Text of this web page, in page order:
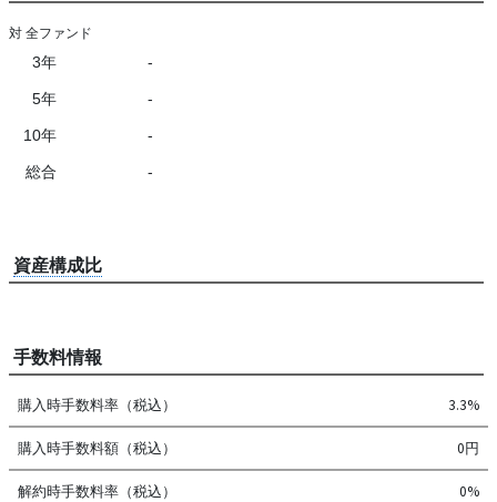
対 全ファンド
3年 -
5年 -
10年 -
総合 -
資産構成比
手数料情報
購入時手数料率（税込） 3.3%
購入時手数料額（税込） 0円
解約時手数料率（税込） 0%